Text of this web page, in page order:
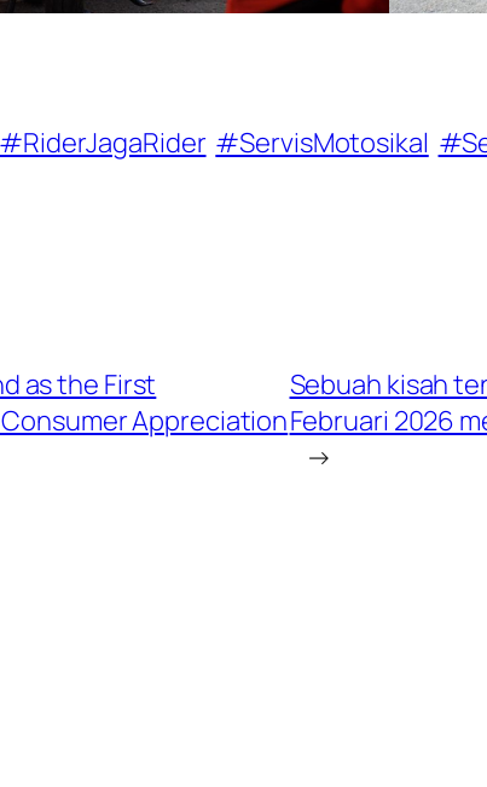
#RiderJagaRider #ServisMotosikal
as the First
Appreciation
Sebuah kisah
Februari 2026
→